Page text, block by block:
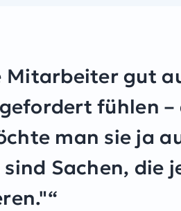
Mitarbeiter gut
fühlen –
man sie ja
Sachen, die